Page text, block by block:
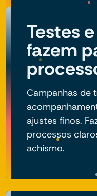
Testes
fazem
Campanhas de
ajustes finos.
processos
achismo.